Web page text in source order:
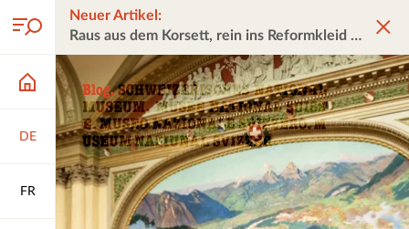
DE
FR
Neuer Artikel:
Raus aus dem Korsett, rein ins Reformkleid